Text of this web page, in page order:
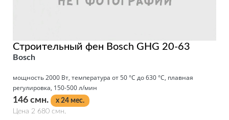
Строительный фен Bosch GHG 20-63
Bosch
мощность 2000 Вт, температура от 50 °С до 630 °С, плавная
регулировка, 150-500 л/мин
146 смн.
x 24 мес.
Цена 2 680 смн.